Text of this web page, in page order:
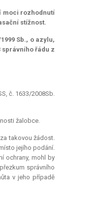
moci rozhodnutí
stížnost.
Sb., o azylu,
řádu z
č. 1633/2008Sb.
žalobce.
takovou žádost.
jejího podání.
ochrany, mohl by
správního
v jeho případě